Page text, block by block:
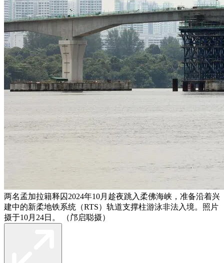
两名孟加拉籍释囚2024年10月趁夜跳入柔佛海峡，准备沿着兴
建中的新柔地铁系统（RTS）轨道支撑柱游泳非法入境。照片
摄于10月24日。 （邝启聪摄）